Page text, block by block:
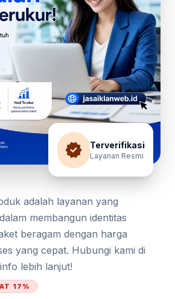
verified Terverifikasi
Layanan Resmi
adalah layanan yang
membangun identitas
beragam dengan harga
yang cepat. Hubungi kami di
lebih lanjut!
17%